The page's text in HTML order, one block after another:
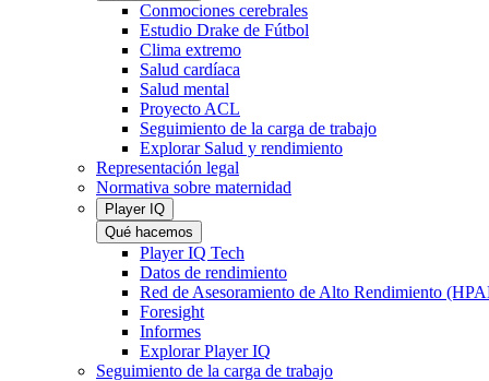
Conmociones cerebrales
Estudio Drake de Fútbol
Clima extremo
Salud cardíaca
Salud mental
Proyecto ACL
Seguimiento de la carga de trabajo
Explorar Salud y rendimiento
Representación legal
Normativa sobre maternidad
Player IQ
Qué hacemos
Player IQ Tech
Datos de rendimiento
Red de Asesoramiento de Alto Rendimiento
Foresight
Informes
Explorar Player IQ
Seguimiento de la carga de trabajo